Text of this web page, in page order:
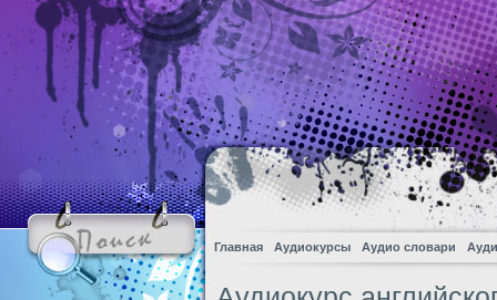
Главная Аудиокурсы Аудио словари